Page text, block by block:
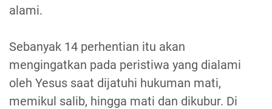
alami.
Sebanyak 14 perhentian itu akan
mengingatkan pada peristiwa yang dialami
oleh Yesus saat dijatuhi hukuman mati,
memikul salib, hingga mati dan dikubur. Di